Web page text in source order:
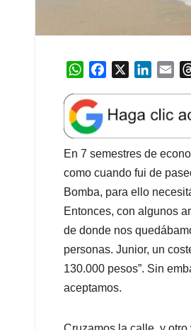
W
a
t
s
A
p
p
e
b
o
o
k
k
e
d
I
n
l
En 7 semestres de
como cuando fui de
Bomba, para ello
Entonces, con algunos
de donde nos
personas. Junior, un
130.000 pesos”. Sin
aceptamos.